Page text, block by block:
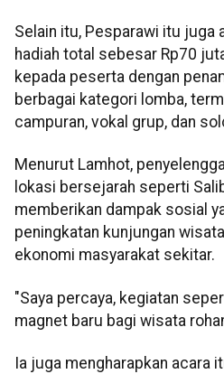
Selain itu, Pesparawi itu juga
hadiah total sebesar Rp70
kepada peserta dengan
berbagai kategori lomba,
campuran, vokal grup, dan
Menurut Lamhot,
lokasi bersejarah seperti
memberikan dampak sosial
peningkatan kunjungan
ekonomi masyarakat sekitar.
"Saya percaya, kegiatan
magnet baru bagi wisata
Ia juga mengharapkan acara